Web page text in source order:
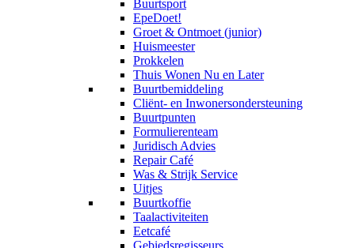
Buurtsport
EpeDoet!
Groet & Ontmoet (junior)
Huismeester
Prokkelen
Thuis Wonen Nu en Later
Buurtbemiddeling
Cliënt- en Inwonersondersteuning
Buurtpunten
Formulierenteam
Juridisch Advies
Repair Café
Was & Strijk Service
Uitjes
Buurtkoffie
Taalactiviteiten
Eetcafé
Gebiedsregisseurs